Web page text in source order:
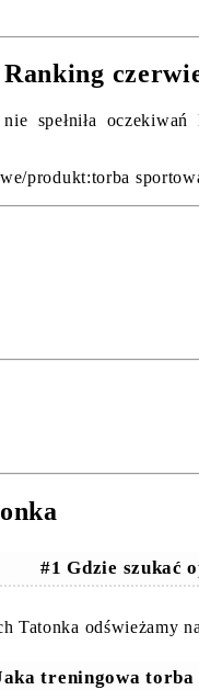
spełniła
produkt:torba
#1 Gdzie szukać
Tatonka odświeżamy
treningowa